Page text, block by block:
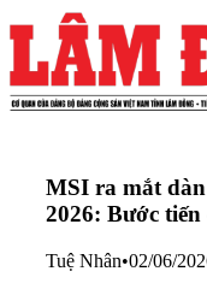
MSI ra mắt
2026: Bước
Tuệ Nhân•02/06/